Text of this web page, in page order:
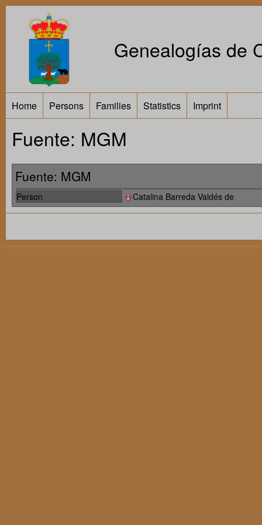
Genealogías de
Home Persons Families Statistics Imprint
Fuente: MGM
Fuente: MGM
Person Catalina Barreda Valdés de